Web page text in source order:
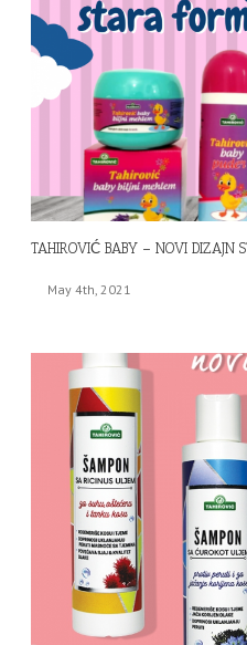
TAHIROVIĆ BABY – NOVI DIZAJN
May 4th, 2021